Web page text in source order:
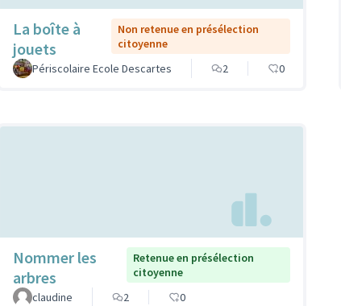
La boîte à
jouets
Non retenue en présélection
citoyenne
Périscolaire Ecole Descartes
2 0
Nommer les
arbres
Retenue en présélection
citoyenne
claudine
2 0